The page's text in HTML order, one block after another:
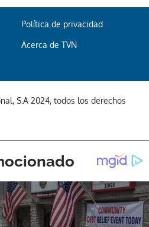
Política de privacidad
Acerca de TVN
S.A 2024, todos los derechos